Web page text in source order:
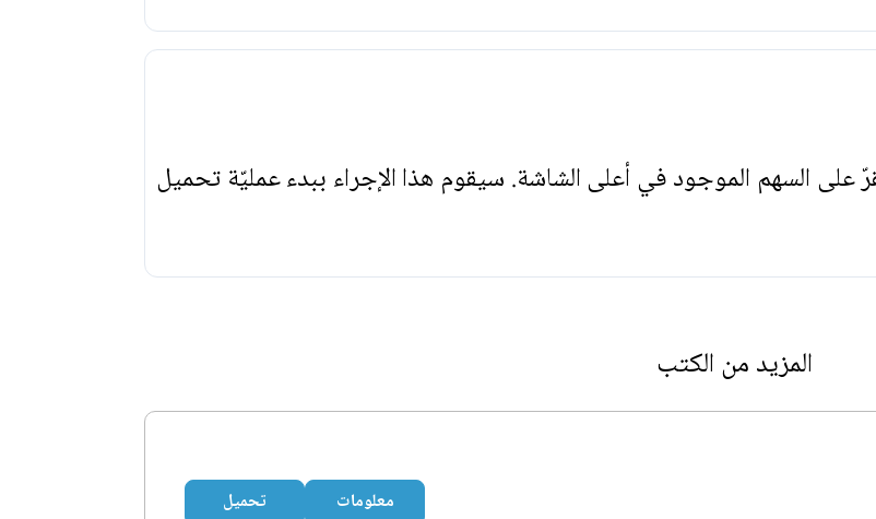
على السهم الموجود في أعلى الشاشة. سيقوم هذا الإجراء ببدء عمليّة تحميل
المزيد من الكتب
معلومات تحميل